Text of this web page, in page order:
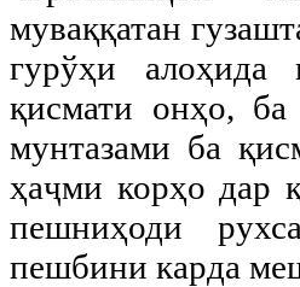
муваққатан
гурўҳи алоҳида
қисмати онҳо, ба
мунтазами ба
ҳаҷми корҳо дар
пешниҳоди
пешбини карда